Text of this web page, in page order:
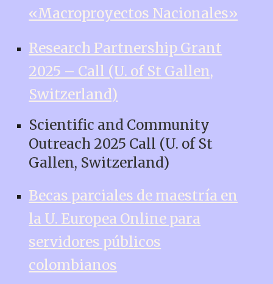
«Macroproyectos Nacionales»
Research Partnership Grant
2025 – Call (U. of St Gallen,
Switzerland)
Scientific and Community
Outreach 2025 Call (U. of St
Gallen, Switzerland)
Becas parciales de maestría en
la U. Europea Online para
servidores públicos
colombianos